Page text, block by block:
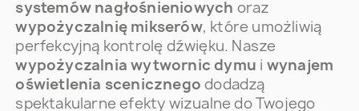
systemów nagłośnieniowych oraz
wypożyczalnię mikserów, które umożliwią
perfekcyjną kontrolę dźwięku. Nasze
wypożyczalnia wytwornic dymu i wynajem
oświetlenia scenicznego dodadzą
spektakularne efekty wizualne do Twojego